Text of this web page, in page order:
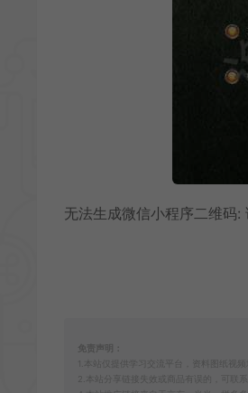
无法生成微信小程序二维码
免责声明：
1.本站仅提供学习交流平台，资料图纸视
2.本站分享链接失效或商品有误的，可联